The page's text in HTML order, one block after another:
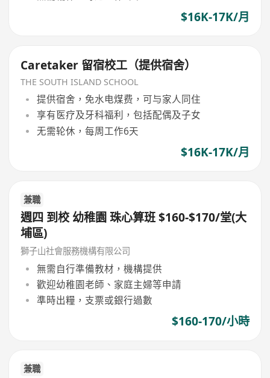
$16K-17K/月
Caretaker 留宿校工（提供宿舍）
THE SOUTH ISLAND SCHOOL
提供宿舍，免水电煤费，可与家人同住
享有医疗及牙科福利，包括配偶及子女
无需轮休，每周工作6天
$16K-17K/月
兼職
週四 到校 幼稚園 珠心算班 $160-$170/堂(大
埔區)
獅子山社會服務機構有限公司
無需自行準備教材，機構提供
歡迎幼稚園老師、家庭主婦等申請
準時出糧，支票或銀行過數
$160-170/小時
兼職